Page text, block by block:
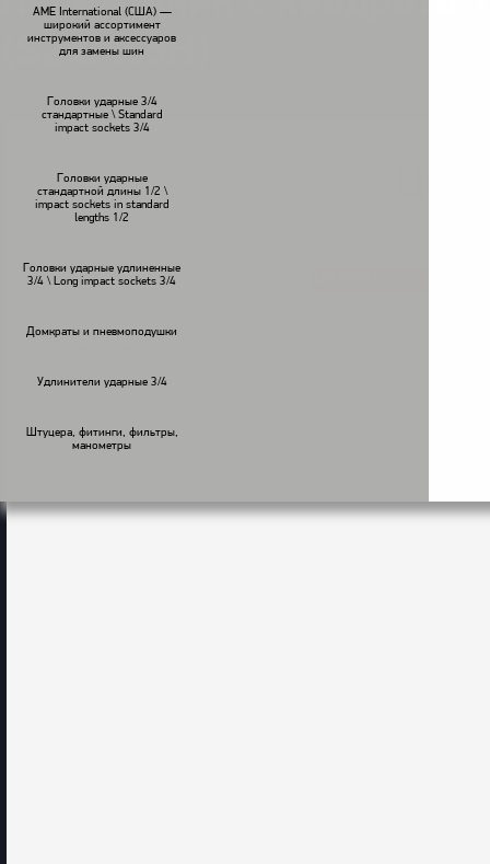
AME International (США) —
широкий ассортимент
инструментов и аксессуаров
для замены шин
Головки ударные 3/4
стандартные \ Standard
impact sockets 3/4
Головки ударные
стандартной длины 1/2 \
impact sockets in standard
lengths 1/2
Головки ударные удлиненные
3/4 \ Long impact sockets 3/4
Домкраты и пневмоподушки
Удлинители ударные 3/4
Штуцера, фитинги, фильтры,
манометры
(S24M55H)
В наличии
< >